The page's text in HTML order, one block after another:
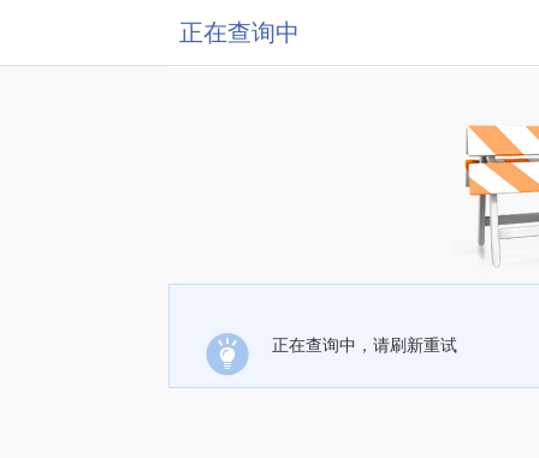
正在查询中
正在查询中，请刷新重试